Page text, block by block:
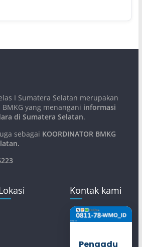
I Sumatera Selatan merupakan
yang menangani informasi
di Sumatera Selatan.
sebagai KOORDINATOR BMKG
.
Kontak kami
Pengadu